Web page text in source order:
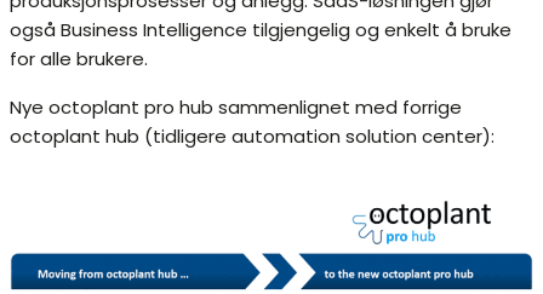
også Business Intelligence tilgjengelig og enkelt å bruke
for alle brukere.
Nye octoplant pro hub sammenlignet med forrige
octoplant hub (tidligere automation solution center):